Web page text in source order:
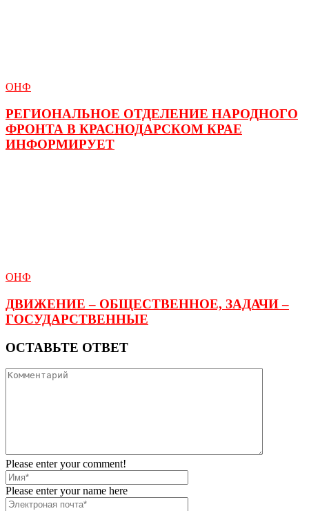
ОНФ
РЕГИОНАЛЬНОЕ ОТДЕЛЕНИЕ НАРОДНОГО
ФРОНТА В КРАСНОДАРСКОМ КРАЕ
ИНФОРМИРУЕТ
ОНФ
ДВИЖЕНИЕ – ОБЩЕСТВЕННОЕ, ЗАДАЧИ –
ГОСУДАРСТВЕННЫЕ
ОСТАВЬТЕ ОТВЕТ
Please enter your comment!
Please enter your name here